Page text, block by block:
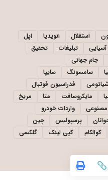
استقلال انویدیا
اپل
تبلیغات
تحقیق
جام جهانی
سامسونگ
سایپا
فدراسیون فوتبال
مایکروسافت متا
مریخ
واردات خودرو
پرسپولیس
چین
کوالکام کپی لینک
گلکسی